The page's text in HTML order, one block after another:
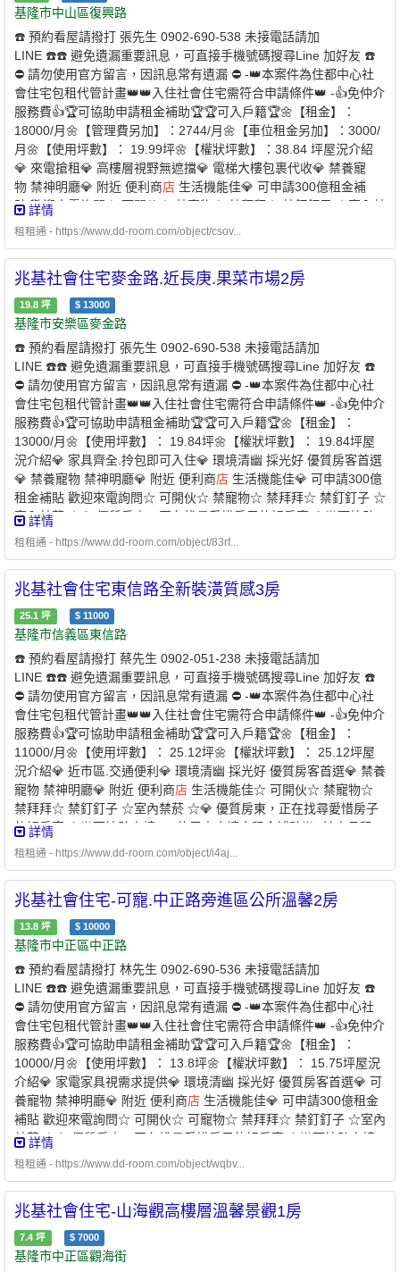
於 54,303 元以下 ￭ 申請自建、自購住宅貸款利息補貼者動產限
屋） ￭ 申請人及家庭成員在臺北市、新北市、基隆市及桃園市均無
自有住宅✅於本市無承租本市公營住宅或社會住宅✅且未同時享有政
府租金補貼 -⭐️ 兆基屋管 x 凱基銀行 ⭐️業界首例跨業合作 繳房租可
刷卡自動扣繳 -方便、安全的支付方式-* 每個月房租可以自動
扣繳，不怕又忘記* 利用刷卡繳納房租，快速建立個人信用* 妥善的
靈活運用現金，培養記帳好習慣 - 創造公平的租屋環境 企業社會責
任、實現居住正義提供安全安心的租屋居住環境 代租、代管、裝潢
修繕、包租 本公司專職租屋管理非一般房仲租屋找專業是房東房客
最大保障歡迎提供需求為您配對優質物件【經紀業／租賃住宅服務
業】【兆基屋管股份有限公司基隆分公司】📌地址：基隆市中山區
復興路211之1號📌經紀人：呂理聖(98)北市經證字第00315號📌租
賃管理人員：張奇威(110)登字第010046號📌營業員：林郁翔(112)
登字第449488號附近有便利商 店 、傳統市場、百貨公司、公園綠
地、學校、醫療機構。
基隆市中山區復興路
☎️ 預約看屋請撥打 張先生 0902-690-538 未接電話請加
LINE ☎️☎️ 避免遺漏重要訊息，可直接手機號碼搜尋Line 加好友 ☎️
⛔️ 請勿使用官方留言，因訊息常有遺漏 ⛔️ -👑本案件為住都中心社
會住宅包租代管計畫👑👑入住社會住宅需符合申請條件👑 -👍免仲介
服務費👍🏆可協助申請租金補助🏆🏆可入戶籍🏆🌼【租金】：
18000/月🌼【管理費另加】：2744/月🌼【車位租金另加】：3000/
月🌼【使用坪數】： 19.99坪🌼【權狀坪數】：38.84 坪屋況介紹
💎 來電搶租💎 高樓層視野無遮擋💎 電梯大樓包裹代收💎 禁養寵
物 禁神明廳💎 附近 便利商店 生活機能佳💎 可申請300億租金補
貼 歡迎來電詢問☆ 可開伙☆ 禁寵物☆ 禁拜拜☆ 禁釘釘子 ☆室內禁
菸 ☆💎 優質房東，正在找尋愛惜房子的好房客 💎🌟可協助申請300
員 ￭ 申請人 ￭ 申請人的配偶 ￭ 申請人及其配偶戶籍內的直系親
屬 ￭ 申請人的配偶之戶籍內的直系親屬1. 年齡限制：申請人須為年
滿 18 歲以上之中華民國國民2. 家庭成員定義：本人 + 配偶 + 戶籍
內直系親屬✅家庭年所得及財產限額 ￭ 家庭年所得低於 109萬元以
貸款利息補貼者動產限額：331 萬元以下 ￭ 不動產限額：578萬元
✅無自有住宅（房屋） ￭ 申請人及家庭成員在臺北市、新北市、基
隆市及桃園市均無自有住宅✅於本市無承租本市公營住宅或社會住
宅✅且未同時享有政府租金補貼 -⭐️ 兆基屋管 x 凱基銀行 ⭐️業界首例
跨業合作 繳房租可刷卡自動扣繳 -方便、安全的支付方式-* 每
個月房租可以自動扣繳，不怕又忘記* 利用刷卡繳納房租，快速建立
個人信用* 妥善的靈活運用現金，培養記帳好習慣 - 創造公平的租屋
環境 企業社會責任、實現居住正義提供安全安心的租屋居住環境 代
租、代管、裝潢修繕、包租 本公司專職租屋管理非一般房仲租屋找
專業是房東房客最大保障歡迎提供需求為您配對優質物件【經紀業
／租賃住宅服務業】【兆基屋管股份有限公司基隆分公司】📌地
址：基隆市中山區復興路211之1號📌經紀人：呂理聖(98)北市經證
字第00315號附近有便利商 店 、傳統市場、百貨公司、公園綠地、
學校、醫療機構。
詳情
租租通 - https://www.dd-room.com/object/csov...
兆基社會住宅麥金路.近長庚.果菜市場2房
19.8 坪 $ 13000
基隆市安樂區麥金路
☎️ 預約看屋請撥打 張先生 0902-690-538 未接電話請加
LINE ☎️☎️ 避免遺漏重要訊息，可直接手機號碼搜尋Line 加好友 ☎️
⛔️ 請勿使用官方留言，因訊息常有遺漏 ⛔️ -👑本案件為住都中心社
會住宅包租代管計畫👑👑入住社會住宅需符合申請條件👑 -👍免仲介
服務費👍🏆可協助申請租金補助🏆🏆可入戶籍🏆🌼【租金】：
13000/月🌼【使用坪數】： 19.84坪🌼【權狀坪數】： 19.84坪屋
況介紹💎 家具齊全.拎包即可入住💎 環境清幽 採光好 優質房客首選
💎 禁養寵物 禁神明廳💎 附近 便利商店 生活機能佳💎 可申請300億
租金補貼 歡迎來電詢問☆ 可開伙☆ 禁寵物☆ 禁拜拜☆ 禁釘釘子 ☆
室內禁菸 ☆💎 優質房東，正在找尋愛惜房子的好房客 💎🌟可協助
申請300億元中央擴大租金補貼🌟 -社宅承租人-申請條件說明：✅家
親屬 ￭ 申請人的配偶之戶籍內的直系親屬1. 年齡限制：申請人須為
年滿 18 歲以上之中華民國國民2. 家庭成員定義：本人 + 配偶 + 戶
籍內直系親屬✅家庭年所得及財產限額 ￭ 家庭年所得低於 109萬元
以下 ￭ 每人每月平均所得低於 54,303 元以下 ￭ 申請自建、自購住
元✅無自有住宅（房屋） ￭ 申請人及家庭成員在臺北市、新北市、
基隆市及桃園市均無自有住宅✅於本市無承租本市公營住宅或社會
住宅✅且未同時享有政府租金補貼 -⭐️ 兆基屋管 x 凱基銀行 ⭐️業界首
例跨業合作 繳房租可刷卡自動扣繳 -方便、安全的支付方式-
* 每個月房租可以自動扣繳，不怕又忘記* 利用刷卡繳納房租，快速
建立個人信用* 妥善的靈活運用現金，培養記帳好習慣 - 創造公平的
租屋環境 企業社會責任、實現居住正義提供安全安心的租屋居住環
境 代租、代管、裝潢修繕、包租 本公司專職租屋管理非一般房仲租
屋找專業是房東房客最大保障歡迎提供需求為您配對優質物件【經
紀業／租賃住宅服務業】【兆基屋管股份有限公司基隆分公司】📌
地址：基隆市中山區復興路211之1號📌經紀人：呂理聖(98)北市經
證字第00315號附近有便利商店、傳統市場、百貨公司、公園綠
地、學校、醫療機構。
詳情
租租通 - https://www.dd-room.com/object/83rf...
兆基社會住宅東信路全新裝潢質感3房
25.1 坪 $ 11000
基隆市信義區東信路
☎️ 預約看屋請撥打 蔡先生 0902-051-238 未接電話請加
LINE ☎️☎️ 避免遺漏重要訊息，可直接手機號碼搜尋Line 加好友 ☎️
⛔️ 請勿使用官方留言，因訊息常有遺漏 ⛔️ -👑本案件為住都中心社
會住宅包租代管計畫👑👑入住社會住宅需符合申請條件👑 -👍免仲介
服務費👍🏆可協助申請租金補助🏆🏆可入戶籍🏆🌼【租金】：
11000/月🌼【使用坪數】： 25.12坪🌼【權狀坪數】： 25.12坪屋
況介紹💎 近市區.交通便利💎 環境清幽 採光好 優質房客首選💎 禁養
寵物 禁神明廳💎 附近 便利商店 生活機能佳☆ 可開伙☆ 禁寵物☆
禁拜拜☆ 禁釘釘子 ☆室內禁菸 ☆💎 優質房東，正在找尋愛惜房子
的好房客 💎🌟可協助申請300億元中央擴大租金補貼🌟 -社宅承租
人-申請條件說明：✅家庭成員 ￭ 申請人 ￭ 申請人的配偶 ￭ 申請人
1. 年齡限制：申請人須為年滿 18 歲以上之中華民國國民2. 家庭成
員定義：本人 + 配偶 + 戶籍內直系親屬✅家庭年所得及財產限
額 ￭ 家庭年所得低於 109萬元以下 ￭ 每人每月平均所得低
於 54,303 元以下 ￭ 申請自建、自購住宅貸款利息補貼者動產限
屋） ￭ 申請人及家庭成員在臺北市、新北市、基隆市及桃園市均無
自有住宅✅於本市無承租本市公營住宅或社會住宅✅且未同時享有政
府租金補貼 -⭐️ 兆基屋管 x 凱基銀行 ⭐️業界首例跨業合作 繳房租可
刷卡自動扣繳 -方便、安全的支付方式-* 每個月房租可以自動
扣繳，不怕又忘記* 利用刷卡繳納房租，快速建立個人信用* 妥善的
靈活運用現金，培養記帳好習慣 - 創造公平的租屋環境 企業社會責
任、實現居住正義提供安全安心的租屋居住環境 代租、代管、裝潢
修繕、包租 本公司專職租屋管理非一般房仲租屋找專業是房東房客
最大保障歡迎提供需求為您配對優質物件【經紀業／租賃住宅服務
業】【兆基屋管股份有限公司基隆分公司】📌地址：基隆市中山區
復興路211之1號📌經紀人：呂理聖(98)北市經證字第00315號附近
有便利商店、傳統市場、百貨公司、公園綠地、學校。
詳情
租租通 - https://www.dd-room.com/object/i4aj...
兆基社會住宅-可寵.中正路旁進區公所溫馨2房
13.8 坪 $ 10000
基隆市中正區中正路
☎️ 預約看屋請撥打 林先生 0902-690-536 未接電話請加
LINE ☎️☎️ 避免遺漏重要訊息，可直接手機號碼搜尋Line 加好友 ☎️
⛔️ 請勿使用官方留言，因訊息常有遺漏 ⛔️ -👑本案件為住都中心社
會住宅包租代管計畫👑👑入住社會住宅需符合申請條件👑 -👍免仲介
服務費👍🏆可協助申請租金補助🏆🏆可入戶籍🏆🌼【租金】：
10000/月🌼【使用坪數】： 13.8坪🌼【權狀坪數】： 15.75坪屋況
介紹💎 家電家具視需求提供💎 環境清幽 採光好 優質房客首選💎 可
養寵物 禁神明廳💎 附近 便利商店 生活機能佳💎 可申請300億租金
補貼 歡迎來電詢問☆ 可開伙☆ 可寵物☆ 禁拜拜☆ 禁釘釘子 ☆室內
禁菸 ☆💎 優質房東，正在找尋愛惜房子的好房客 💎🌟可協助申請
300億元中央擴大租金補貼🌟 -社宅承租人-申請條件說明：✅家庭成
屬 ￭ 申請人的配偶之戶籍內的直系親屬1. 年齡限制：申請人須為年
滿 18 歲以上之中華民國國民2. 家庭成員定義：本人 + 配偶 + 戶籍
內直系親屬✅家庭年所得及財產限額 ￭ 家庭年所得低於 110萬元以
下 ￭ 每人每月平均所得低於 54,303 元以下 ￭ 申請自建、自購住宅
詳情
租租通 - https://www.dd-room.com/object/wqbv...
兆基社會住宅-山海觀高樓層溫馨景觀1房
7.4 坪 $ 7000
基隆市中正區觀海街